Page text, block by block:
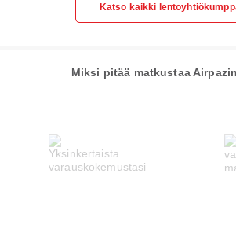
Katso kaikki
Miksi pitää matkustaa